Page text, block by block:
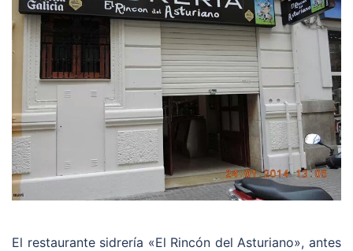
El restaurante sidrería «El Rincón del Asturiano», antes